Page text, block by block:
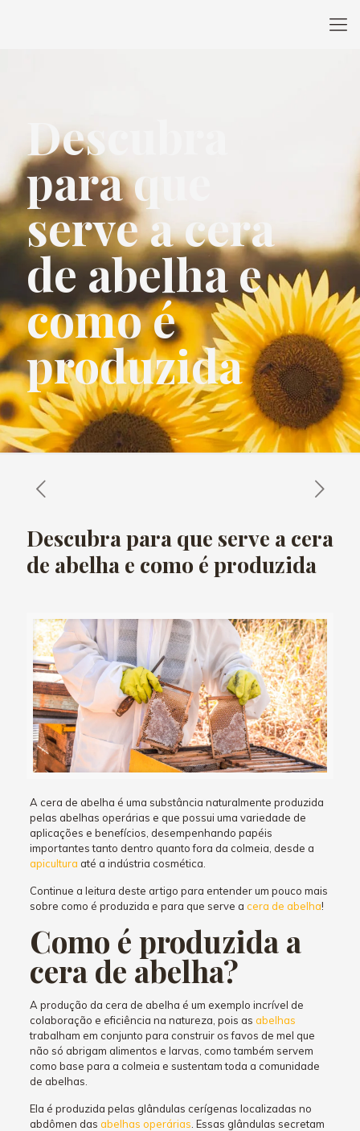
Descubra
para que
serve a cera
de abelha e
como é
produzida
Descubra para que serve a cera
de abelha e como é produzida
A cera de abelha é uma substância naturalmente produzida
pelas abelhas operárias e que possui uma variedade de
aplicações e benefícios, desempenhando papéis
importantes tanto dentro quanto fora da colmeia, desde a
apicultura até a indústria cosmética.
Continue a leitura deste artigo para entender um pouco mais
sobre como é produzida e para que serve a cera de abelha!
Como é produzida a
cera de abelha?
A produção da cera de abelha é um exemplo incrível de
colaboração e eficiência na natureza, pois as abelhas
trabalham em conjunto para construir os favos de mel que
não só abrigam alimentos e larvas, como também servem
como base para a colmeia e sustentam toda a comunidade
de abelhas.
Ela é produzida pelas glândulas cerígenas localizadas no
abdômen das abelhas operárias . Essas glândulas secretam